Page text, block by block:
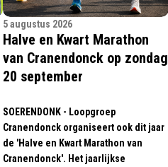
5 augustus 2026
Halve en Kwart Marathon
van Cranendonck op zondag
20 september
SOERENDONK - Loopgroep
Cranendonck organiseert ook dit jaar
de 'Halve en Kwart Marathon van
Cranendonck'. Het jaarlijkse